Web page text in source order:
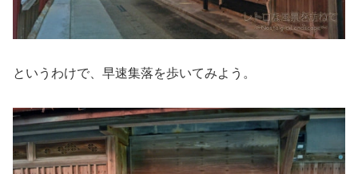
というわけで、早速集落を歩いてみよう。